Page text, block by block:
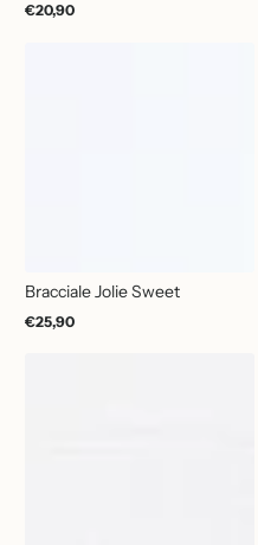
Prezzo
€20,90
Bracciale Jolie Sweet
Prezzo
€25,90